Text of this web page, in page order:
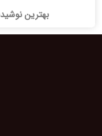
بهترین